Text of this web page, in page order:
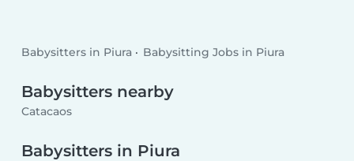
Babysitters in Piura Babysitting Jobs in Piura
Babysitters nearby
Catacaos
Babysitters in Piura